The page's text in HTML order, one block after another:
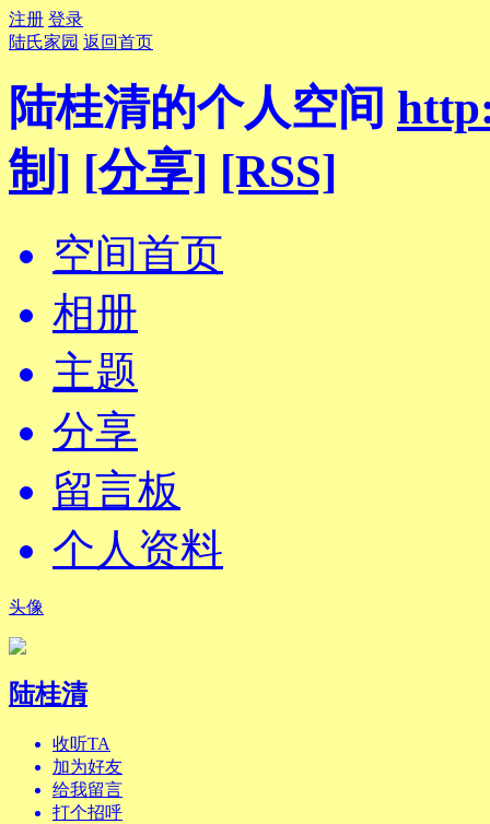
注册 登录
陆氏家园 返回首页
陆桂清的个人空间
制] [分享] [RSS]
空间首页
相册
主题
分享
留言板
个人资料
头像
陆桂清
收听TA
加为好友
给我留言
打个招呼